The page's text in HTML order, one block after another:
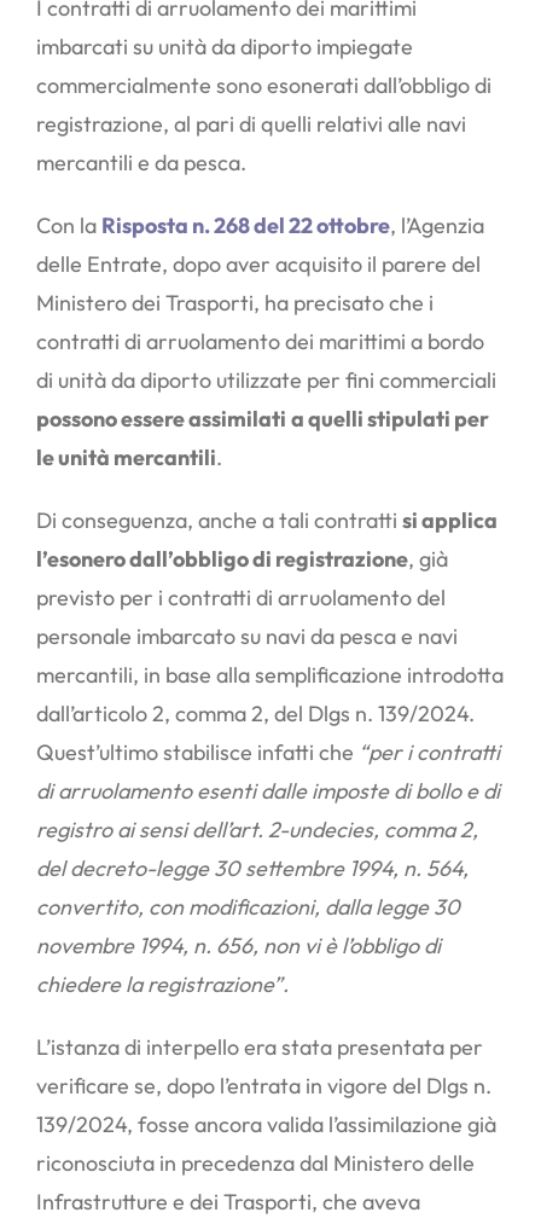
I contratti di arruolamento dei marittimi
imbarcati su unità da diporto impiegate
commercialmente sono esonerati dall’obbligo di
registrazione, al pari di quelli relativi alle navi
mercantili e da pesca.
Con la Risposta n. 268 del 22 ottobre, l’Agenzia
delle Entrate, dopo aver acquisito il parere del
Ministero dei Trasporti, ha precisato che i
contratti di arruolamento dei marittimi a bordo
di unità da diporto utilizzate per fini commerciali
possono essere assimilati a quelli stipulati per
le unità mercantili.
Di conseguenza, anche a tali contratti si applica
l’esonero dall’obbligo di registrazione, già
previsto per i contratti di arruolamento del
personale imbarcato su navi da pesca e navi
mercantili, in base alla semplificazione introdotta
dall’articolo 2, comma 2, del Dlgs n. 139/2024.
Quest’ultimo stabilisce infatti che “per i contratti
di arruolamento esenti dalle imposte di bollo e di
registro ai sensi dell’art. 2-undecies, comma 2,
del decreto-legge 30 settembre 1994, n. 564,
convertito, con modificazioni, dalla legge 30
novembre 1994, n. 656, non vi è l’obbligo di
chiedere la registrazione”.
L’istanza di interpello era stata presentata per
verificare se, dopo l’entrata in vigore del Dlgs n.
139/2024, fosse ancora valida l’assimilazione già
riconosciuta in precedenza dal Ministero delle
Infrastrutture e dei Trasporti, che aveva